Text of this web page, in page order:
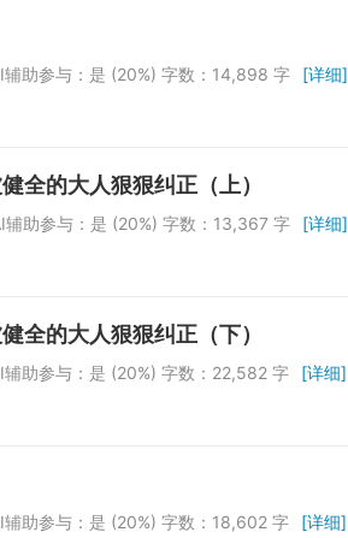
助参与：是 (20%) 字数：14,898 字
[详细]
全的大人狠狠纠正（上）
助参与：是 (20%) 字数：13,367 字
[详细]
全的大人狠狠纠正（下）
助参与：是 (20%) 字数：22,582 字
[详细]
助参与：是 (20%) 字数：18,602 字
[详细]